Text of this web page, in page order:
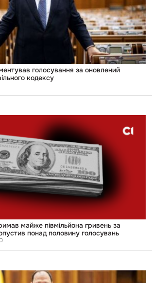
голосування за оновлений
кодексу
майже півмільйона гривень за
понад половину голосувань